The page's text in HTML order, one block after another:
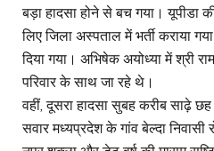
बड़ा हादसा होने से बच गया।
लिए जिला अस्पताल में भर्ती कराया
दिया गया। अभिषेक अयोध्या में श्री
परिवार के साथ जा रहे थे।
वहीं, दूसरा हादसा सुबह करीब साढ़े
सवार मध्यप्रदेश के गांव बेल्दा